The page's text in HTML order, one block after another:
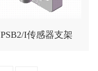
PSB2/I传感器支架